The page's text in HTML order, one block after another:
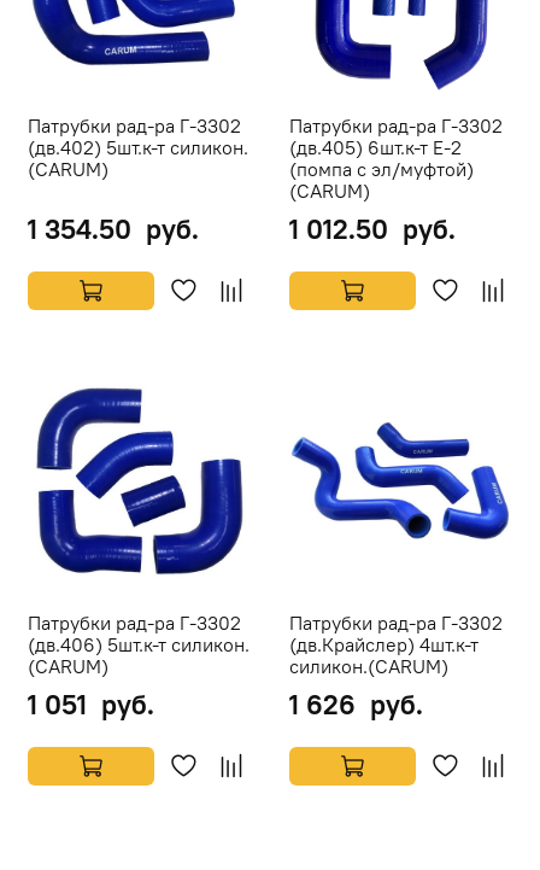
Патрубки рад-ра Г-3302
(дв.402) 5шт.к-т силикон.
(CARUM)
1 354.50 руб.
Патрубки рад-ра Г-3302
(дв.405) 6шт.к-т Е-2
(помпа с эл/муфтой)
(CARUM)
1 012.50 руб.
Патрубки рад-ра Г-3302
(дв.406) 5шт.к-т силикон.
(CARUM)
1 051 руб.
Патрубки рад-ра Г-3302
(дв.Крайслер) 4шт.к-т
силикон.(CARUM)
1 626 руб.